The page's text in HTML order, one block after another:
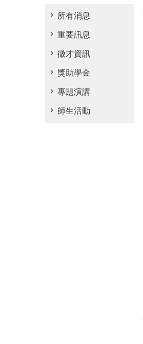
所有消息
重要訊息
徵才資訊
獎助學金
專題演講
師生活動